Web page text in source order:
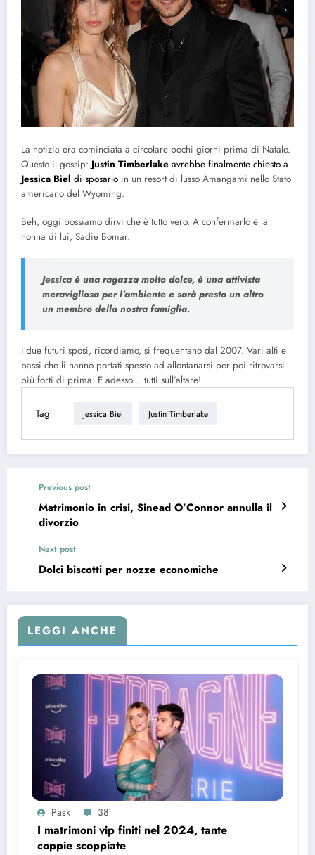
La notizia era cominciata a circolare pochi giorni prima di Natale.
Questo il gossip: Justin Timberlake avrebbe finalmente chiesto a
Jessica Biel di sposarlo in un resort di lusso Amangami nello Stato
americano del Wyoming.
Beh, oggi possiamo dirvi che è tutto vero. A confermarlo è la
nonna di lui, Sadie Bomar.
Jessica è una ragazza molto dolce, è una attivista
meravigliosa per l’ambiente e sarà presto un altro
un membro della nostra famiglia.
I due futuri sposi, ricordiamo, si frequentano dal 2007. Vari alti e
bassi che li hanno portati spesso ad allontanarsi per poi ritrovarsi
più forti di prima. E adesso… tutti sull’altare!
Tag Jessica Biel Justin Timberlake
Previous post
Matrimonio in crisi, Sinead O’Connor annulla il
divorzio
Next post
Dolci biscotti per nozze economiche
LEGGI ANCHE
Pask 38
I matrimoni vip finiti nel 2024, tante
coppie scoppiate